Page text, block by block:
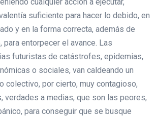
suficiente para hacer lo debido, en
y en la forma correcta, además de
para entorpecer el avance. Las
futuristas de catástrofes, epidemias,
o sociales, van caldeando un
colectivo, por cierto, muy contagioso,
verdades a medias, que son las peores,
para conseguir que se busque